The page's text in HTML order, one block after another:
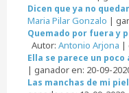
Dicen que ya no
Maria Pilar Gonzalo |
Quemado por fuera y
Autor: Antonio Arjona |
Ella se parece un poco
| ganador en: 20-09-
Las manchas de mi